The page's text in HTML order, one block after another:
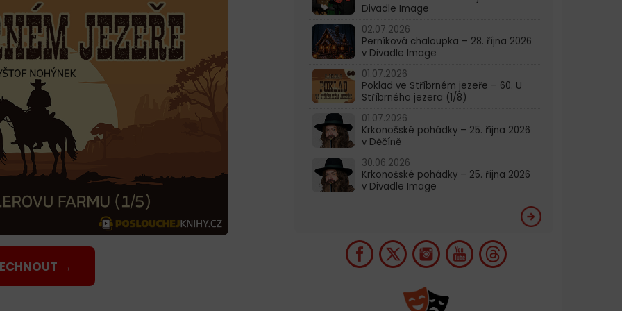
→
Divadle Image
02.07.2026
Perníková chaloupka – 28. října 2026
v Divadle Image
01.07.2026
Poklad ve Stříbrném jezeře – 60. U
Stříbrného jezera (1/8)
01.07.2026
Krkonošské pohádky – 25. října 2026
v Děčíně
30.06.2026
Krkonošské pohádky – 25. října 2026
v Divadle Image